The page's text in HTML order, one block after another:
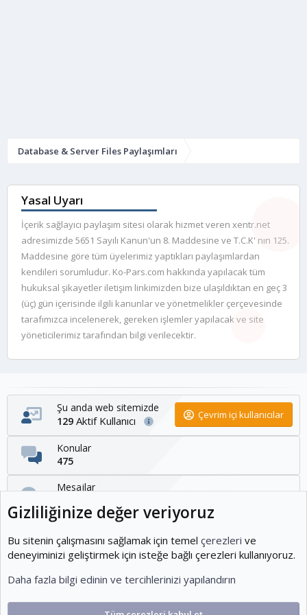
Database & Server Files Paylaşımları
Yasal Uyarı
İçerik sağlayıcı paylaşım sitesi olarak hizmet veren xentr.net
adresimizde 5651 Sayılı Kanun'un 8. Maddesine ve T.C.K' nın 125.
Maddesine göre tüm üyelerimiz yaptıkları paylaşımlardan
kendileri sorumludur. Ko-Pars.com hakkında yapılacak tüm
hukuksal şikayetler iletişim linkimizden bize ulaşıldıktan en geç 3
(üç) gün içerisinde ilgili kanunlar ve yönetmelikler çerçevesinde
tarafımızca incelenerek, gereken işlemler yapılacak ve site
yöneticilerimiz tarafından bilgi verilecektir.
Şu anda web sitemizde
129 Aktif Kullanıcı Çevrim içi kullanıcılar
Konular
475
Mesajlar
1,954
Son üye
KOEditor
Gizliliğinize değer veriyoruz
Bu sitenin çalışmasını sağlamak için temel çerezleri ve
deneyiminizi geliştirmek için isteğe bağlı çerezleri kullanıyoruz.
Daha fazla bilgi edinin ve tercihlerinizi yapılandırın